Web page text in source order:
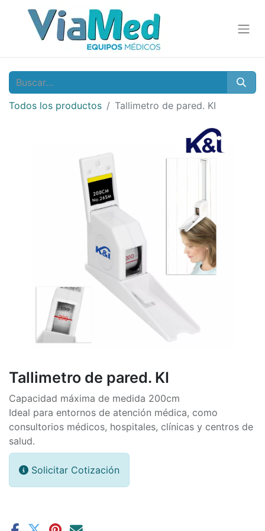
Todos los productos Tallimetro de pared. KI
Tallimetro de pared. KI
Capacidad máxima de medida 200cm
Ideal para entornos de atención médica, como
consultorios médicos, hospitales, clínicas y centros de
salud.
Solicitar Cotización